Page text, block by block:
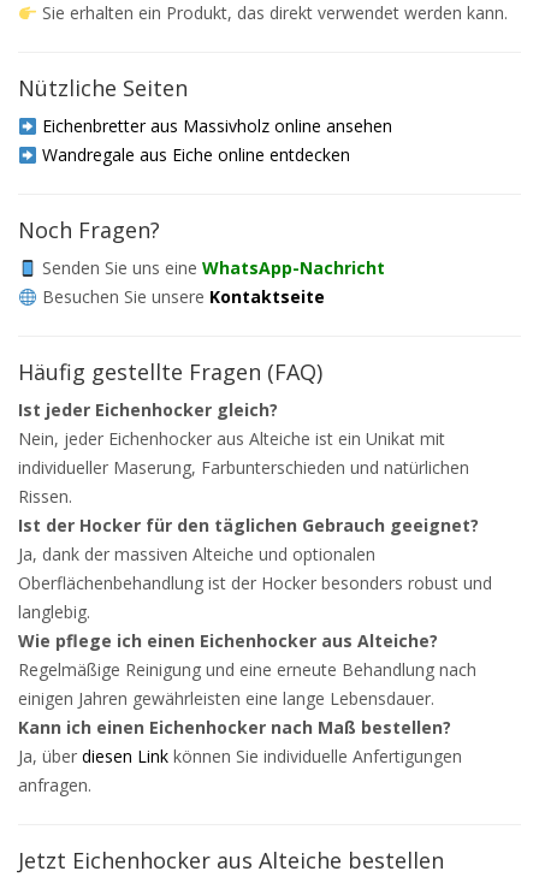
Sie erhalten ein Produkt, das direkt verwendet werden kann.
Nützliche Seiten
Eichenbretter aus Massivholz online ansehen
Wandregale aus Eiche online entdecken
Noch Fragen?
Senden Sie uns eine WhatsApp-Nachricht
Besuchen Sie unsere Kontaktseite
Häufig gestellte Fragen (FAQ)
Ist jeder Eichenhocker gleich?
Nein, jeder Eichenhocker aus Alteiche ist ein Unikat mit
individueller Maserung, Farbunterschieden und natürlichen
Rissen.
Ist der Hocker für den täglichen Gebrauch geeignet?
Ja, dank der massiven Alteiche und optionalen
Oberflächenbehandlung ist der Hocker besonders robust und
langlebig.
Wie pflege ich einen Eichenhocker aus Alteiche?
Regelmäßige Reinigung und eine erneute Behandlung nach
einigen Jahren gewährleisten eine lange Lebensdauer.
Kann ich einen Eichenhocker nach Maß bestellen?
Ja, über diesen Link können Sie individuelle Anfertigungen
anfragen.
Jetzt Eichenhocker aus Alteiche bestellen